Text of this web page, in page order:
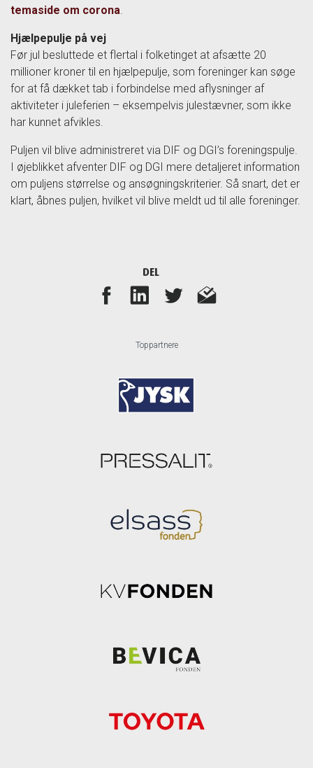
Toppartnere
temaside om corona.
Hjælpepulje på vej
Før jul besluttede et flertal i folketinget at afsætte 20
millioner kroner til en hjælpepulje, som foreninger kan søge
for at få dækket tab i forbindelse med aflysninger af
aktiviteter i juleferien – eksempelvis julestævner, som ikke
har kunnet afvikles.
Puljen vil blive administreret via DIF og DGI’s foreningspulje.
I øjeblikket afventer DIF og DGI mere detaljeret information
om puljens størrelse og ansøgningskriterier. Så snart, det er
klart, åbnes puljen, hvilket vil blive meldt ud til alle foreninger.
DEL